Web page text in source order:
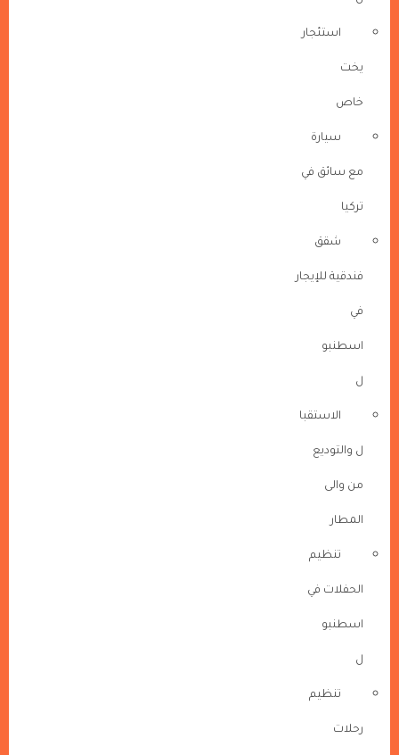
استئجار
يخت
خاص
سيارة
مع سائق في
تركيا
شقق
فندقية للإيجار
في
اسطنبو
ل
الاستقبا
ل والتوديع
من والى
المطار
تنظيم
الحفلات في
اسطنبو
ل
تنظيم
رحلات